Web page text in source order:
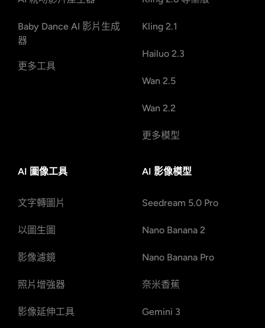
Baby Dance AI 影片生成
器
更多工具
Kling 2.1
Hailuo 2.3
Wan 2.5
Wan 2.2
更多模型
AI 圖像工具
文字轉圖片
以圖生圖
影像濾鏡
照片增強器
影像延伸工具
AI 影像模型
Seedream 5.0 Pro
Nano Banana 2
Nano Banana Pro
奈米香蕉
Gemini 3